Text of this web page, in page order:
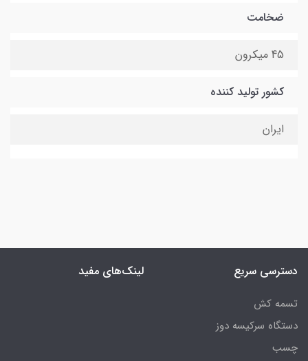
ضخامت
45 میکرون
کشور تولید کننده
ایران
دسترسی سریع
تسمه کش
دستگاه سرکیسه دوز
چسب
لینک‌های مفید